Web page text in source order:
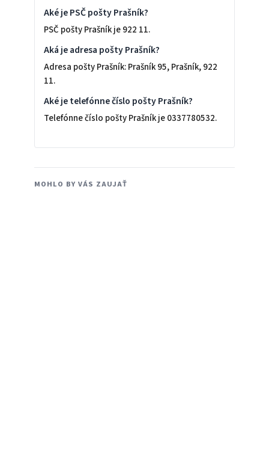
Aké je PSČ pošty Prašník?
PSČ pošty Prašník je 922 11.
Aká je adresa pošty Prašník?
Adresa pošty Prašník: Prašník 95, Prašník, 922
11.
Aké je telefónne číslo pošty Prašník?
Telefónne číslo pošty Prašník je 0337780532.
MOHLO BY VÁS ZAUJAŤ